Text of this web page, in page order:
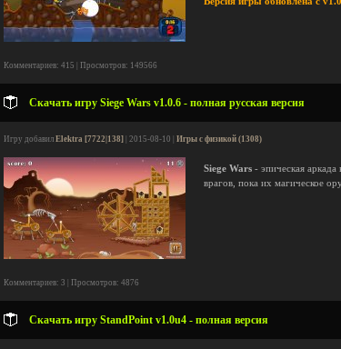
Комментариев: 415 | Просмотров: 149566
Скачать игру Siege Wars v1.0.6 - полная русская версия
Игру добавил Elektra [7722|138] | 2015-08-10 | Игры с физикой (1308)
Siege Wars - эпическая
врагов, пока их магическое
Комментариев: 3 | Просмотров: 4876
Скачать игру StandPoint v1.0u4 - полная версия